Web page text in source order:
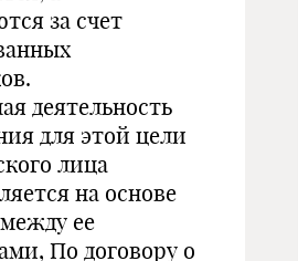
за счет
деятельность
для этой цели
лица
на основе
ее
По договору о